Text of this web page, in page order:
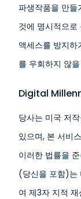
파생작품을 만들
것에 명시적으
액세스를 방지하
를 우회하지 않
Digital
당사는 미국 저
있으며, 본 서비
이러한 법률을
(당신을 포함)는
여 제3자 지적